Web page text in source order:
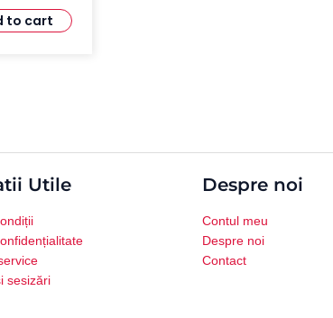
to cart
Utile
sesizări
Despre noi
Contul meu
Despre noi
Contact